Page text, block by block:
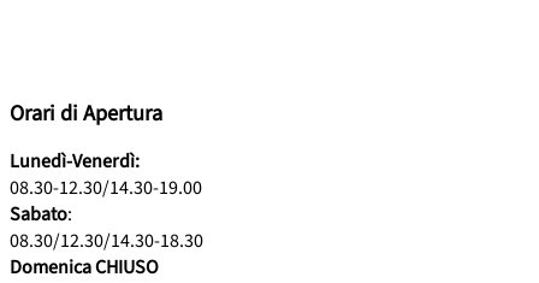
Orari di Apertura
Lunedì-Venerdì:
08.30-12.30/14.30-19.00
Sabato:
08.30/12.30/14.30-18.30
Domenica CHIUSO